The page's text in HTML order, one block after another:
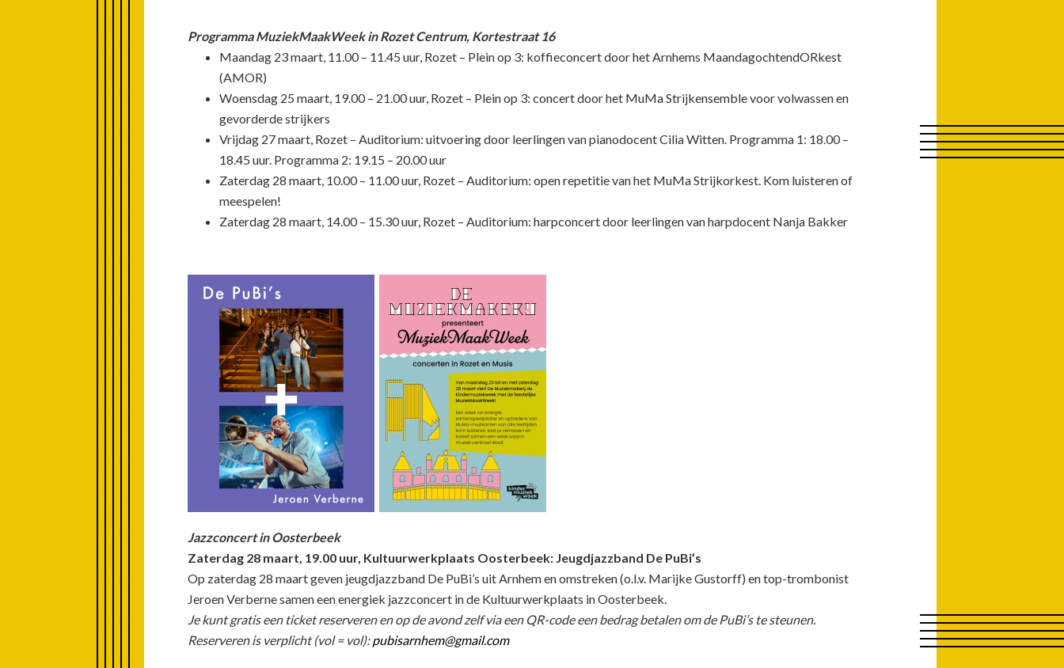
Programma MuziekMaakWeek in Rozet Centrum, Kortestraat 16
Maandag 23 maart, 11.00 – 11.45 uur, Rozet – Plein op 3: koffieconcert door het Arnhems MaandagochtendORkest
(AMOR)
Woensdag 25 maart, 19.00 – 21.00 uur, Rozet – Plein op 3: concert door het MuMa Strijkensemble voor volwassen en
gevorderde strijkers
Vrijdag 27 maart, Rozet – Auditorium: uitvoering door leerlingen van pianodocent Cilia Witten. Programma 1: 18.00 –
18.45 uur. Programma 2: 19.15 – 20.00 uur
Zaterdag 28 maart, 10.00 – 11.00 uur, Rozet – Auditorium: open repetitie van het MuMa Strijkorkest. Kom luisteren of
meespelen!
Zaterdag 28 maart, 14.00 – 15.30 uur, Rozet – Auditorium: harpconcert door leerlingen van harpdocent Nanja Bakker
Jazzconcert in Oosterbeek
Zaterdag 28 maart, 19.00 uur, Kultuurwerkplaats Oosterbeek: Jeugdjazzband De PuBi’s
Op zaterdag 28 maart geven jeugdjazzband De PuBi’s uit Arnhem en omstreken (o.l.v. Marijke Gustorff) en top-trombonist
Jeroen Verberne samen een energiek jazzconcert in de Kultuurwerkplaats in Oosterbeek.
Je kunt gratis een ticket reserveren en op de avond zelf via een QR-code een bedrag betalen om de PuBi’s te steunen.
Reserveren is verplicht (vol = vol):pubisarnhem@gmail.com